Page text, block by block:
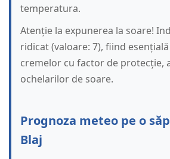
temperatura.
Atenție la expunerea la soare!
ridicat (valoare: 7), fiind
cremelor cu factor de protecție,
ochelarilor de soare.
Prognoza meteo pe o
Blaj